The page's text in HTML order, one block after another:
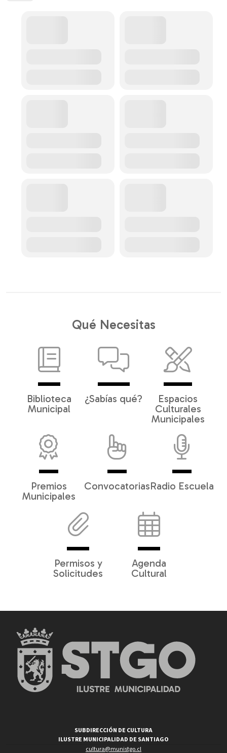
Qué Necesitas
Biblioteca
Municipal
¿Sabías qué?
Espacios
Culturales
Municipales
Premios
Municipales
ConvocatoriasRadio Escuela
Permisos y
Solicitudes
Agenda
Cultural
SUBDIRECCIÓN DE CULTURA
ILUSTRE MUNICIPALIDAD DE SANTIAGO
cultura@munistgo.cl